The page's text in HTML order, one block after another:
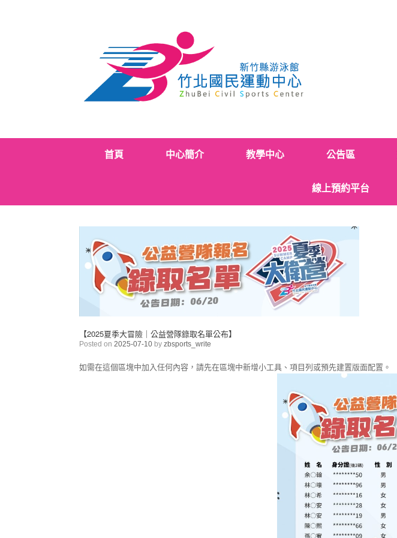
首頁 中心簡介 教學中心 公告區
線上預約平台
【2025夏季大冒險｜公益營隊錄取名單公布】
Posted on 2025-07-10 by zbsports_write
如需在這個區塊中加入任何內容，請先在區塊中新增小工具、項目列或預先建置版面配置。